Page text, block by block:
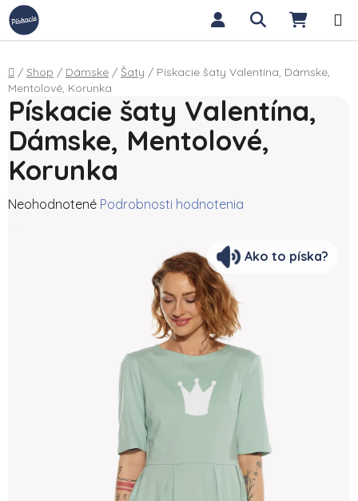
Prejsť na obsah Hľadať
Domov
/ Shop / Dámske / Šaty / Pískacie šaty Valentína, Dámske,
Mentolové, Korunka
Pískacie šaty Valentína,
Dámske, Mentolové,
Korunka
Priemerné hodnotenie produktu je 0,0 z 5 hviezdičiek.
Neohodnotené Podrobnosti hodnotenia
Ako to píska?